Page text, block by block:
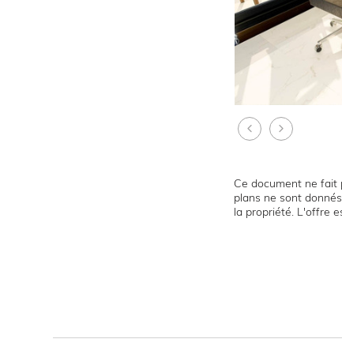
Ce document ne fait
plans ne sont
la propriété. L'offre